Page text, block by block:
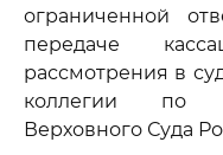
ограниченной
передаче
рассмотрения в
коллегии по
Верховного Суда